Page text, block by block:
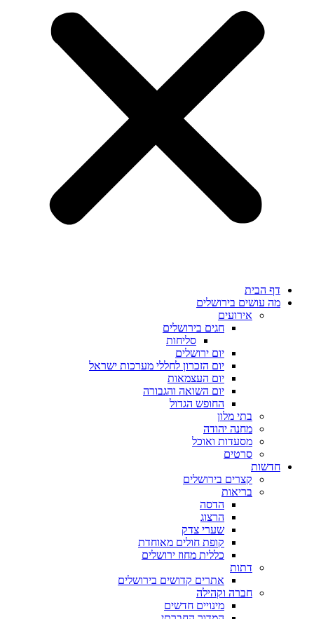
דף הבית
מה עושים בירושלים
אירועים
חגים בירושלים
סליחות
יום ירושלים
יום הזכרון לחללי מערכות ישראל
יום העצמאות
יום השואה והגבורה
החופש הגדול
בתי מלון
מחנה יהודה
מסעדות ואוכל
סרטים
חדשות
קצרים בירושלים
בריאות
הדסה
הרצוג
שערי צדק
קופת חולים מאוחדת
כללית מחוז ירושלים
דתות
אתרים קדושים בירושלים
חברה וקהילה
מינויים חדשים